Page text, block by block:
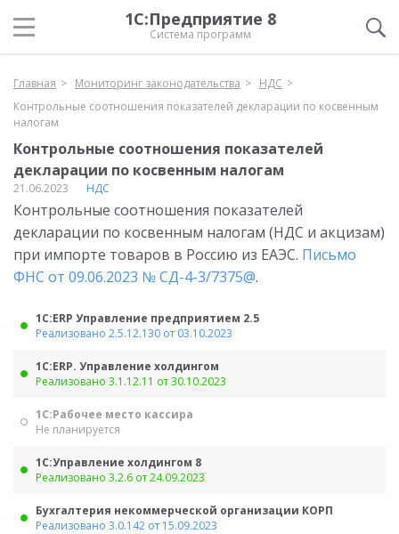
1С:Предприятие 8
Система программ
Главная Мониторинг законодательства
НДС
Контрольные соотношения показателей декларации по косвенным
налогам
Контрольные соотношения показателей
декларации по косвенным налогам
21.06.2023 НДС
Контрольные соотношения показателей
декларации по косвенным налогам (НДС и акцизам)
при импорте товаров в Россию из ЕАЭС. Письмо
ФНС от 09.06.2023 № СД-4-3/7375@.
1С:ERP Управление предприятием 2.5
Реализовано 2.5.12.130 от 03.10.2023
1С:ERP. Управление холдингом
Реализовано 3.1.12.11 от 30.10.2023
1С:Рабочее место кассира
Не планируется
1С:Управление холдингом 8
Реализовано 3.2.6 от 24.09.2023
Бухгалтерия некоммерческой организации КОРП
Реализовано 3.0.142 от 15.09.2023